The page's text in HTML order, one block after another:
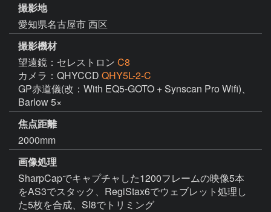
撮影地
愛知県名古屋市 西区
撮影機材
望遠鏡：セレストロン C8
カメラ：QHYCCD QHY5L-2-C
GP赤道儀(改：With EQ5-GOTO + Synscan Pro Wifi)、
Barlow 5×
焦点距離
2000mm
画像処理
SharpCapでキャプチャした1200フレームの映像5本
をAS3でスタック、RegiStax6でウェブレット処理し
た5枚を合成、SI8でトリミング